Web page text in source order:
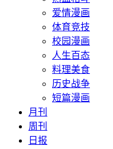
爱情漫画
体育竞技
校园漫画
人生百态
料理美食
历史战争
短篇漫画
月刊
周刊
日报